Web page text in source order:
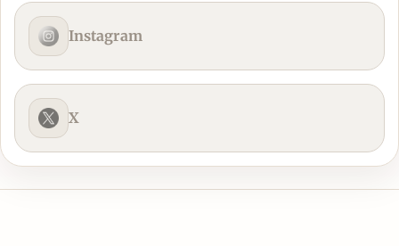
Instagram
X